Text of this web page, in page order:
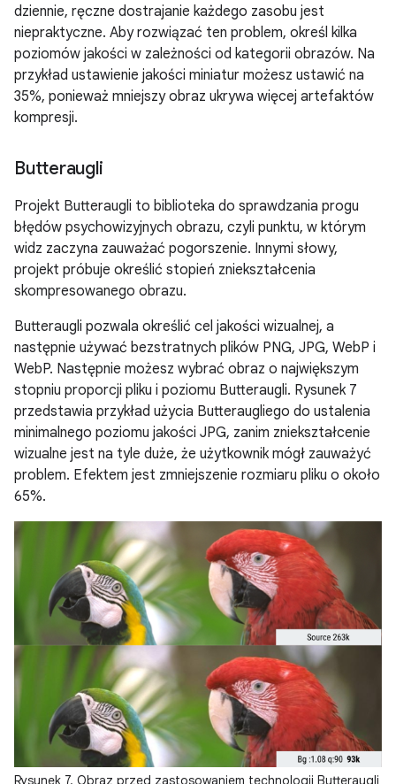
dziennie, ręczne dostrajanie każdego zasobu jest
niepraktyczne. Aby rozwiązać ten problem, określ kilka
poziomów jakości w zależności od kategorii obrazów. Na
przykład ustawienie jakości miniatur możesz ustawić na
35%, ponieważ mniejszy obraz ukrywa więcej artefaktów
kompresji.
Butteraugli
Projekt Butteraugli to biblioteka do sprawdzania progu
błędów psychowizyjnych obrazu, czyli punktu, w którym
widz zaczyna zauważać pogorszenie. Innymi słowy,
projekt próbuje określić stopień zniekształcenia
skompresowanego obrazu.
Butteraugli pozwala określić cel jakości wizualnej, a
następnie używać bezstratnych plików PNG, JPG, WebP i
WebP. Następnie możesz wybrać obraz o największym
stopniu proporcji pliku i poziomu Butteraugli. Rysunek 7
przedstawia przykład użycia Butteraugliego do ustalenia
minimalnego poziomu jakości JPG, zanim zniekształcenie
wizualne jest na tyle duże, że użytkownik mógł zauważyć
problem. Efektem jest zmniejszenie rozmiaru pliku o około
65%.
Rysunek 7. Obraz przed zastosowaniem technologii Butteraugli